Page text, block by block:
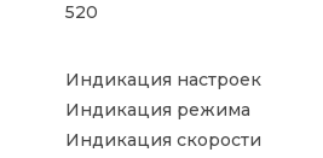
520
Индикация настроек
Индикация режима
Индикация скорости